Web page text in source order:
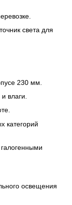
света для
230 мм.
влаги.
категорий
освещения